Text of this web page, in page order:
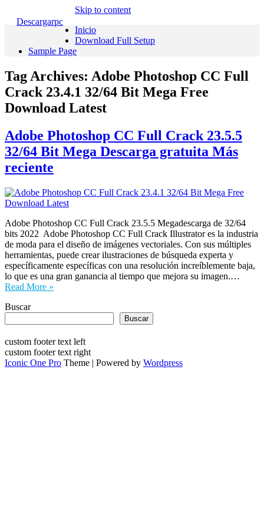
Descargarpc
Skip to content
Inicio
Download Full Setup
Sample Page
Tag Archives: Adobe Photoshop CC Full
Crack 23.4.1 32/64 Bit Mega Free
Download Latest
Adobe Photoshop CC Full Crack 23.5.5
32/64 Bit Mega Descarga gratuita Más
reciente
Adobe Photoshop CC Full Crack 23.5.5 Megadescarga de 32/64
bits 2022 Adobe Photoshop CC Full Crack Illustrator es la industria
de moda para el diseño de imágenes vectoriales. Con sus múltiples
herramientas, puede crear ilustraciones de búsqueda experta y
específicamente específicas con una resolución increíblemente baja,
lo que es una gran ganancia al tiempo que mejora su imagen.…
Read More »
Buscar
Buscar
custom footer text left
custom footer text right
Iconic One Pro Theme | Powered by Wordpress